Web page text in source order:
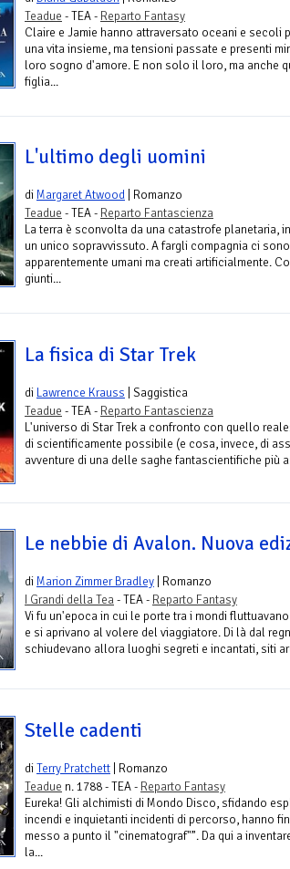
Teadue - TEA - Reparto Fantasy
Claire e Jamie hanno attraversato oceani e secoli
una vita insieme, ma tensioni passate e presenti
loro sogno d'amore. E non solo il loro, ma anche
figlia...
L'ultimo degli uomini
di Margaret Atwood | Romanzo
Teadue - TEA - Reparto Fantascienza
La terra è sconvolta da una catastrofe planetaria,
un unico sopravvissuto. A fargli compagnia ci
apparentemente umani ma creati artificialmente.
giunti...
La fisica di Star Trek
di Lawrence Krauss | Saggistica
Teadue - TEA - Reparto Fantascienza
L'universo di Star Trek a confronto con quello
di scientificamente possibile (e cosa, invece, di
avventure di una delle saghe fantascientifiche più
Le nebbie di Avalon. Nuova
di Marion Zimmer Bradley | Romanzo
I Grandi della Tea- TEA - Reparto Fantasy
Vi fu un'epoca in cui le porte tra i mondi
e si aprivano al volere del viaggiatore. Di là dal
schiudevano allora luoghi segreti e incantati, siti
Stelle cadenti
diTerry Pratchett | Romanzo
Teadue n. 1788 - TEA - Reparto Fantasy
Eureka! Gli alchimisti di Mondo Disco, sfidando
incendi e inquietanti incidenti di percorso, hanno
messo a punto il "cinematograf"”. Da qui a
la...